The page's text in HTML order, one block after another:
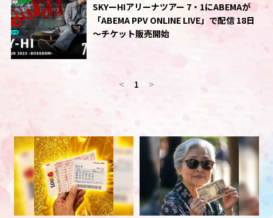
SKYーHIアリーナツアー 7・1にABEMAが
「ABEMA PPV ONLINE LIVE」で配信 18日
～チケット販売開始
< 1 >